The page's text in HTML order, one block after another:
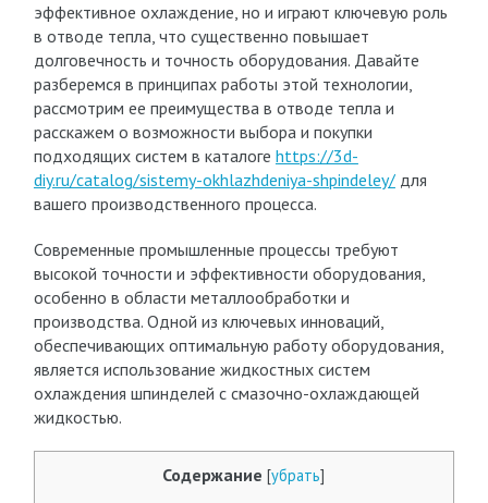
эффективное охлаждение, но и играют ключевую роль
в отводе тепла, что существенно повышает
долговечность и точность оборудования. Давайте
разберемся в принципах работы этой технологии,
рассмотрим ее преимущества в отводе тепла и
расскажем о возможности выбора и покупки
подходящих систем в каталоге https://3d-
diy.ru/catalog/sistemy-okhlazhdeniya-shpindeley/для
вашего производственного процесса.
Современные промышленные процессы требуют
высокой точности и эффективности оборудования,
особенно в области металлообработки и
производства. Одной из ключевых инноваций,
обеспечивающих оптимальную работу оборудования,
является использование жидкостных систем
охлаждения шпинделей с смазочно-охлаждающей
жидкостью.
Содержание [убрать]